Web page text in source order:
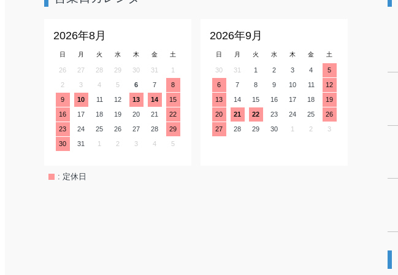
2026年8月
日 月 火 水 木 金 土
26 27 28 29 30 31
1
2
3 4 5 6 7
8
9
10 11 12 13 14
15
16
17 18 19 20 21
22
23
24 25 26 27 28
29
30
31 1 2 3 4 5
2026年9月
日 月 火 水 木 金 土
30 31 1 2 3 4
5
6
7 8 9 10 11
12
13
14 15 16 17 18
19
20
21 22 23 24 25
26
27
28 29 30 1 2 3
: 定休日